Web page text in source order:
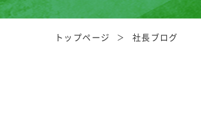
トップページ 社長ブログ